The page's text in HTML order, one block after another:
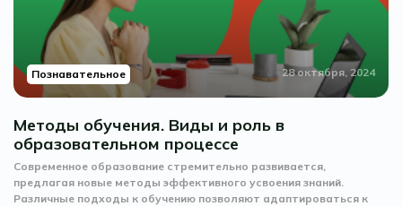
Познавательное 28 октября, 2024
Методы обучения. Виды и роль в
образовательном процессе
Современное образование стремительно развивается,
предлагая новые методы эффективного усвоения знаний.
Различные подходы к обучению позволяют адаптироваться к